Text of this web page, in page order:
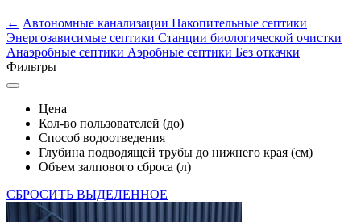
← Автономные канализации Накопительные септики
Энергозависимые септики Станции биологической очистки
Анаэробные септики Аэробные септики Без откачки
Фильтры
Цена
Кол-во пользователей (до)
Способ водоотведения
Глубина подводящей трубы до нижнего края (см)
Объем залпового сброса (л)
СБРОСИТЬ ВЫДЕЛЕННОЕ